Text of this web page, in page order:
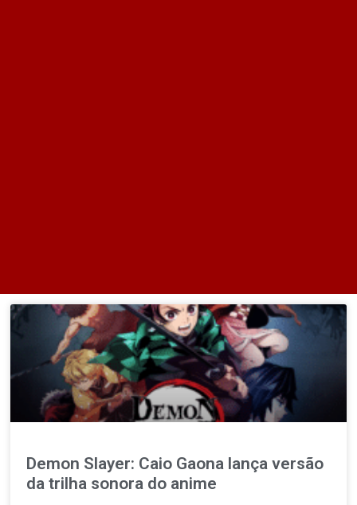
Demon Slayer: Caio Gaona lança versão
da trilha sonora do anime